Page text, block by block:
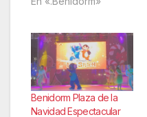
Benidorm Plaza de la
Navidad Espectacular